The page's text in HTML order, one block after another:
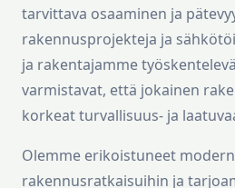
tarvittava osaaminen ja
rakennusprojekteja ja
ja rakentajamme
varmistavat, että jokainen
korkeat turvallisuus- ja
Olemme erikoistuneet
rakennusratkaisuihin ja